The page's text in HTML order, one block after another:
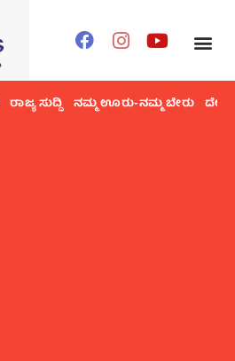
ರಾಜ್ಯ ಸುದ್ದಿ ನಮ್ಮ ಊರು-ನಮ್ಮ ಬೇರು ದೇಶ